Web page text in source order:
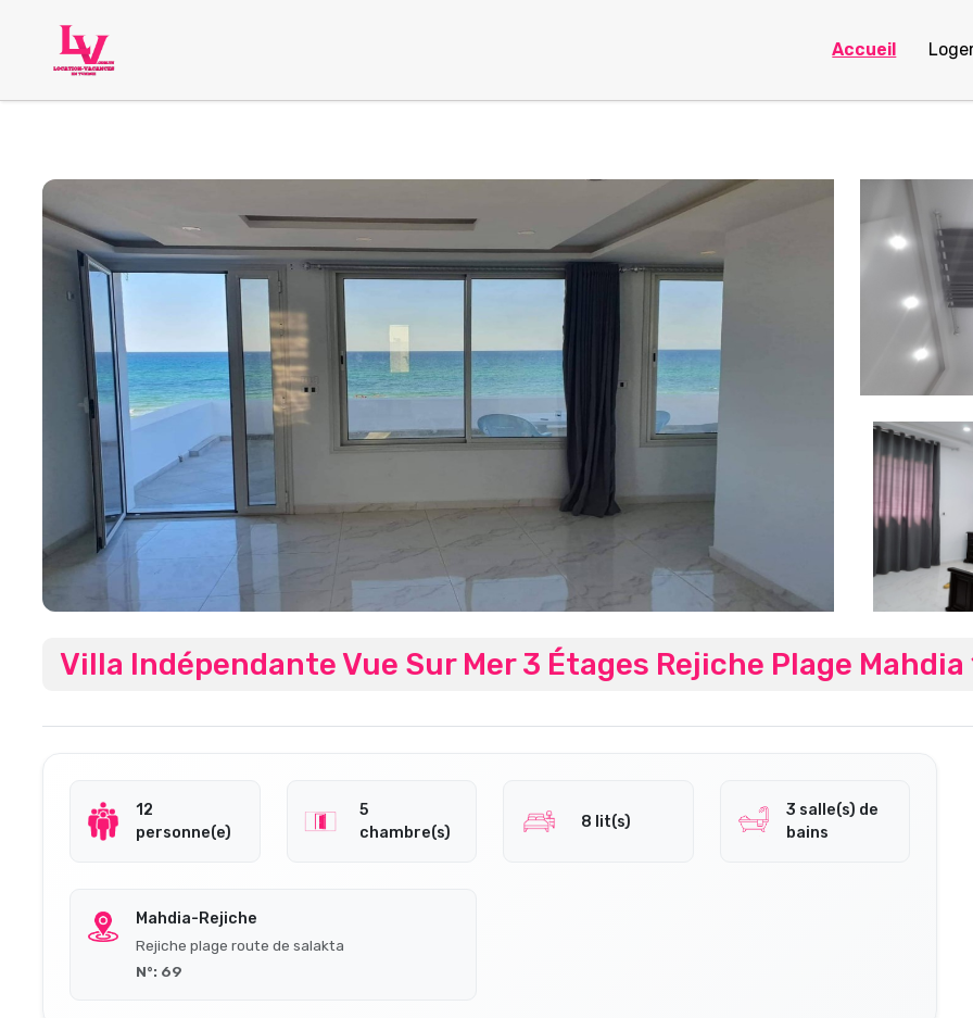
Accueil
Villa Indépendante Vue Sur Mer 3 Étages Rejiche Plage
12
personne(e)
5
chambre(s)
8 lit(s)
3 salle(s) de
bains
Mahdia-Rejiche
Rejiche plage route de salakta
N°: 69